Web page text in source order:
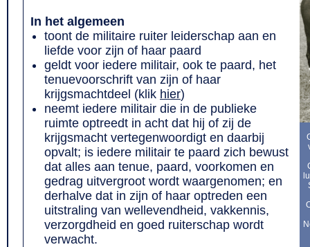
In het algemeen
toont de militaire ruiter leiderschap aan en
liefde voor zijn of haar paard
geldt voor iedere militair, ook te paard, het
tenuevoorschrift van zijn of haar
krijgsmachtdeel (klik hier)
neemt iedere militair die in de publieke
ruimte optreedt in acht dat hij of zij de
krijgsmacht vertegenwoordigt en daarbij
opvalt; is iedere militair te paard zich bewust
dat alles aan tenue, paard, voorkomen en
gedrag uitvergroot wordt waargenomen; en
derhalve dat in zijn of haar optreden een
uitstraling van wellevendheid, vakkennis,
verzorgdheid en goed ruiterschap wordt
verwacht.